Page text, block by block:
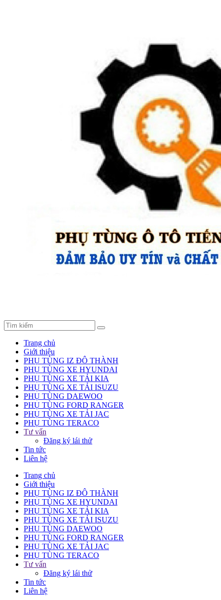
Trang chủ
Giới thiệu
PHỤ TÙNG IZ ĐÔ THÀNH
PHỤ TÙNG XE HYUNDAI
PHỤ TÙNG XE TẢI KIA
PHỤ TÙNG XE TẢI ISUZU
PHỤ TÙNG DAEWOO
PHỤ TÙNG FORD RANGER
PHỤ TÙNG XE TẢI JAC
PHỤ TÙNG TERACO
Tư vấn
Đăng ký lái thử
Tin tức
Liên hệ
Trang chủ
Giới thiệu
PHỤ TÙNG IZ ĐÔ THÀNH
PHỤ TÙNG XE HYUNDAI
PHỤ TÙNG XE TẢI KIA
PHỤ TÙNG XE TẢI ISUZU
PHỤ TÙNG DAEWOO
PHỤ TÙNG FORD RANGER
PHỤ TÙNG XE TẢI JAC
PHỤ TÙNG TERACO
Tư vấn
Đăng ký lái thử
Tin tức
Liên hệ